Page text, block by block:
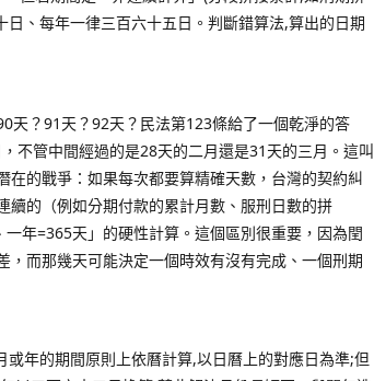
、每年一律三百六十五日。判斷錯算法,算出的日期
天？91天？92天？民法第123條給了一個乾淨的答
不管中間經過的是28天的二月還是31天的三月。這叫
在的戰爭：如果每次都要算精確天數，台灣的契約糾
的（例如分期付款的累計月數、服刑日數的拼
年=365天」的硬性計算。這個區別很重要，因為閏
而那幾天可能決定一個時效有沒有完成、一個刑期
年的期間原則上依曆計算,以日曆上的對應日為準;但